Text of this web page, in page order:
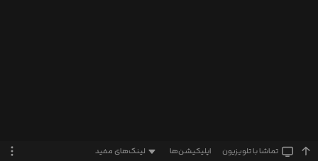
تماشا‌ با تلویزیون اپلیکیشن‌ها لینک‌های مفید